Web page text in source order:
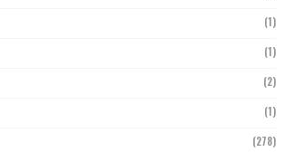
(1)
(1)
(2)
(1)
(278)